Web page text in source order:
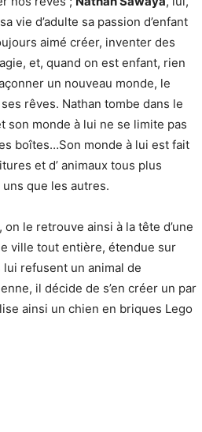
vie d’adulte sa passion d’enfant
aimé créer, inventer des
et, quand on est enfant, rien
un nouveau monde, le
rêves. Nathan tombe dans le
son monde à lui ne se limite pas
boîtes…Son monde à lui est fait
et d’ animaux tous plus
que les autres.
le retrouve ainsi à la tête d’une
ville tout entière, étendue sur
lui refusent un animal de
il décide de s’en créer un par
ainsi un chien en briques Lego